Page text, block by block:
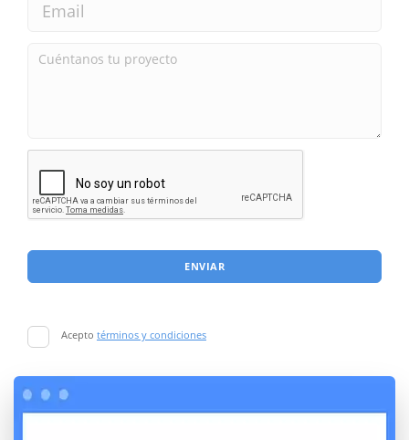
ENVIAR
Acepto términos y condiciones